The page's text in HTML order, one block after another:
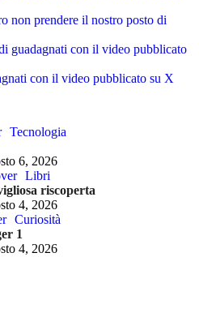
non prendere il nostro posto di
guadagnati con il video pubblicato
Tecnologia
6, 2026
Libri
riscoperta
4, 2026
Curiosità
1
4, 2026